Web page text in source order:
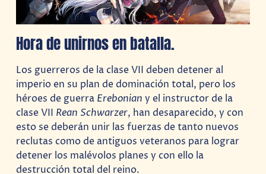
Hora de unirnos en batalla.
Los guerreros de la clase VII deben detener al
imperio en su plan de dominación total, pero los
héroes de guerra Erebonian y el instructor de la
clase VII Rean Schwarzer, han desaparecido, y con
esto se deberán unir las fuerzas de tanto nuevos
reclutas como de antiguos veteranos para lograr
detener los malévolos planes y con ello la
destrucción total del reino.